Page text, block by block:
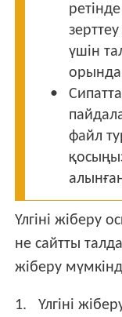
үшін
файл
Үлгіні жіберу
не сайтты
жіберу
Үлгіні